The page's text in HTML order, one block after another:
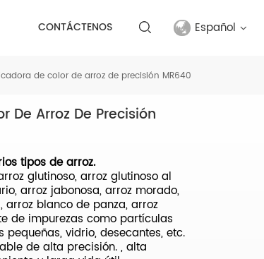
CONTÁCTENOS Español
español
Türkçe
de color de arroz de precisión MR640
Arroz De Precisión
tipos de arroz.
glutinoso, arroz glutinoso al
arroz jabonosa, arroz morado,
arroz blanco de panza, arroz
de impurezas como partículas
vidrio, desecantes, etc.
de alta precisión. , alta